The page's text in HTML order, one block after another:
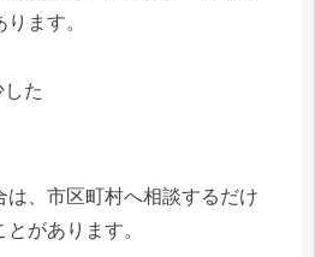
ます。
た
は、市区町村へ相談するだけ
があります。